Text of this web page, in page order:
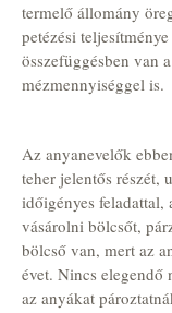
termelő állomány
petézési
összefüggésben van
mézmennyiséggel is.
Az anyanevelők
teher jelentős részét,
időigényes feladattal,
vásárolni bölcsőt,
bölcső van, mert az
évet. Nincs elegendő
az anyákat